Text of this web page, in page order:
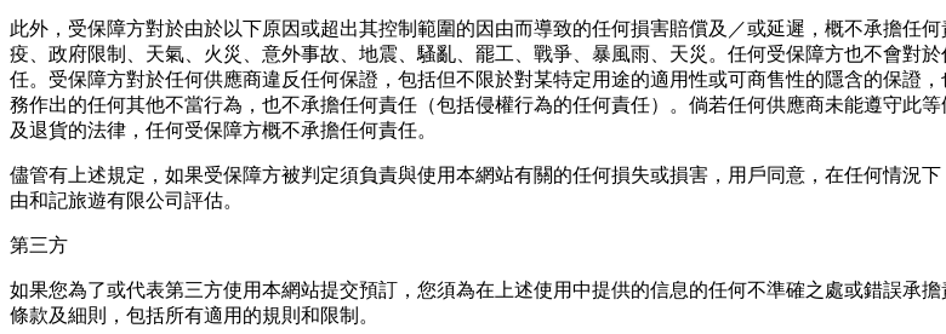
此外，受保障⽅對於由於以下原因或超出其控制範圍的因由⽽導致的任何損害賠償及／或延遲，概不承擔任
疫、政府限制、天氣、火災、意外事故、地震、騷亂、罷⼯、戰爭、暴風雨、天災。任何受保障⽅也不會對
任。受保障⽅對於任何供應商違反任何保證，包括但不限於對某特定⽤途的適⽤性或可商售性的隱含的保證
務作出的任何其他不當⾏為，也不承擔任何責任（包括侵權⾏為的任何責任）。倘若任何供應商未能遵守此
及退貨的法律，任何受保障⽅概不承擔任何責任。
儘管有上述規定，如果受保障⽅被判定須負責與使⽤本網站有關的任何損失或損害，⽤⼾同意，在任何情況
由和記旅遊有限公司評估。
第三方
如果您為了或代表第三⽅使⽤本網站提交預訂，您須為在上述使⽤中提供的信息的任何不準確之處或錯誤承
條款及細則，包括所有適⽤的規則和限制。